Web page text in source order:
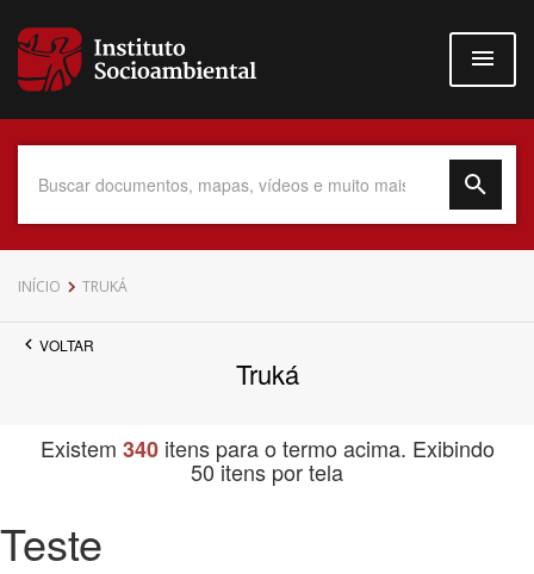
para
conteúdo
Data do Documento
INÍCIO TRUKÁ
VOLTAR
Truká
Existem 340itens para o termo acima. Exibindo
50 itens por tela
Teste